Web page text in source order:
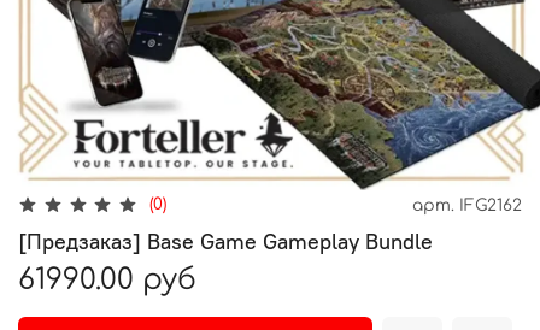
(0) арт. IFG2162
[Предзаказ] Base Game Gameplay Bundle
61990.00 руб